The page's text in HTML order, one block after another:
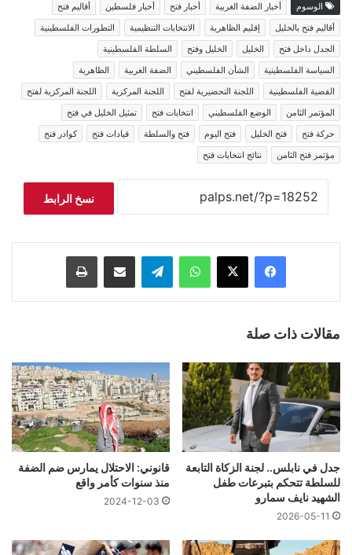
الوسوم أخبار الضفة الغربية أخبار فتح أخبار فلسطين
أقاليم فتح
أقاليم فتح بالخليل
إقليم الظاهرية الانتخابات التنظيمية
التطورات الفلسطينية
الجدل داخل فتح
الخليل الخليل وفتح
السلطة الفلسطينية
السياسة الفلسطينية
الشأن الفلسطيني الضفة الغربية
الظاهرية
القضية الفلسطينية
اللجنة التحضيرية لفتح اللجنة المركزية
اللجنة المركزية لفتح
المؤتمر الثامن
الوضع الفلسطيني انتخابات فتح
تمثيل الخليل في فتح
حركة فتح
فتح الخليل فتح اليوم فتح والسلطة قيادات فتح
كوادر فتح
مؤتمر فتح الثامن
نتائج انتخابات فتح
نسخ الرابط
فيسبوك ‫X واتساب تيلقرام مشاركة عبر البريد طباعة
مقالات ذات صلة
جدل في نابلس.. لجنة الزكاة التابعة
للسلطة تتحكم بتبرعات طفل
الشهيد نايف سمارو
2026-05-11
قانوني: الاحتلال يمارس ضم الضفة
منذ سنوات كأمر واقع
2024-12-03